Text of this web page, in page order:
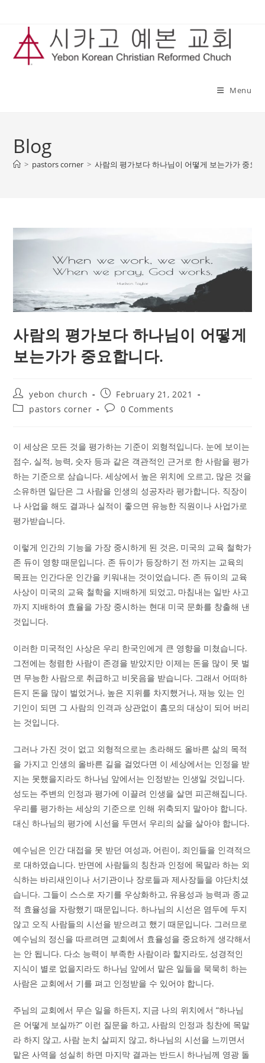
content
Menu
Blog
> pastors corner > 사람의 평가보다 하나님이 어떻게 보는가가 중요
사람의 평가보다 하나님이 어떻게
보는가가 중요합니다.
Post
author:
yebon church
Post
published:
February 21, 2021
Postpastors corner
Post0 Comments
이 세상은 모든 것을 평가하는 기준이 외형적입니다. 눈에 보이는
점수, 실적, 능력, 숫자 등과 같은 객관적인 근거로 한 사람을 평가
하는 기준으로 삼습니다. 세상에서 높은 위치에 오르고, 많은 것을
소유하면 일단은 그 사람을 인생의 성공자라 평가합니다. 직장이
나 사업을 해도 결과나 실적이 좋으면 유능한 직원이나 사업가로
평가받습니다.
이렇게 인간의 기능을 가장 중시하게 된 것은, 미국의 교육 철학가
존 듀이 영향 때문입니다. 존 듀이가 등장하기 전 까지는 교육의
목표는 인간다운 인간을 키워내는 것이었습니다. 존 듀이의 교육
사상이 미국의 교육 철학을 지배하게 되었고, 마침내는 일반 사고
까지 지배하여 효율을 가장 중시하는 현대 미국 문화를 창출해 낸
것입니다.
이러한 미국적인 사상은 우리 한국인에게 큰 영향을 미쳤습니다.
그전에는 청렴한 사람이 존경을 받았지만 이제는 돈을 많이 못 벌
면 무능한 사람으로 취급하고 비웃음을 받습니다. 그래서 어떠하
든지 돈을 많이 벌었거나, 높은 지위를 차지했거나, 재능 있는 인
기인이 되면 그 사람의 인격과 상관없이 흠모의 대상이 되어 버리
는 것입니다.
그러나 가진 것이 없고 외형적으로는 초라해도 올바른 삶의 목적
을 가지고 인생의 올바른 길을 걸었다면 이 세상에서는 인정을 받
지는 못했을지라도 하나님 앞에서는 인정받는 인생일 것입니다.
성도는 주변의 인정과 평가에 이끌려 인생을 살면 피곤해집니다.
우리를 평가하는 세상의 기준으로 인해 위축되지 말아야 합니다.
대신 하나님의 평가에 시선을 두면서 우리의 삶을 살아야 합니다.
예수님은 인간 대접을 못 받던 여성과, 어린이, 죄인들을 인격적으
로 대하였습니다. 반면에 사람들의 칭찬과 인정에 목말라 하는 외
식하는 바리새인이나 서기관이나 장로들과 제사장들을 야단치셨
습니다. 그들이 스스로 자기를 우상화하고, 유용성과 능력과 종교
적 효율성을 자랑했기 때문입니다. 하나님의 시선은 염두에 두지
않고 오직 사람들의 시선을 받으려고 했기 때문입니다. 그러므로
예수님의 정신을 따르려면 교회에서 효율성을 중요하게 생각해서
는 안 됩니다. 다소 능력이 부족한 사람이라 할지라도, 성경적인
지식이 별로 없을지라도 하나님 앞에서 맡은 일들을 묵묵히 하는
사람은 교회에서 기를 펴고 인정받을 수 있어야 합니다.
주님의 교회에서 무슨 일을 하든지, 지금 나의 위치에서 “하나님
은 어떻게 보실까?” 이런 질문을 하고, 사람의 인정과 칭찬에 목말
라 하지 않고, 사람 눈치 살피지 않고, 하나님의 시선을 느끼면서
맡은 사역을 성실히 하면 마지막 결과는 반드시 하나님께 영광 돌